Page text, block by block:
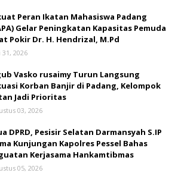
Peran Ikatan Mahasiswa Padang
Gelar Peningkatan Kapasitas Pemuda
Pokir Dr. H. Hendrizal, M.Pd
31, 2026
Vasko rusaimy Turun Langsung
Korban Banjir di Padang, Kelompok
Jadi Prioritas
03, 2026
DPRD, Pesisir Selatan Darmansyah S.IP
Kunjungan Kapolres Pessel Bahas
Kerjasama Hankamtibmas
05, 2026